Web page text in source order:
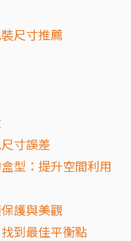
尺寸推薦
寸誤差
型：提升空間利用
護與美觀
到最佳平衡點